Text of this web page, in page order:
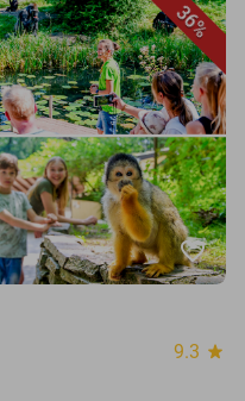
36%
favorite_border
9.3 star